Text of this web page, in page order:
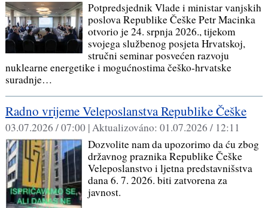
Potpredsjednik Vlade i ministar vanjskih
poslova Republike Češke Petr Macinka
otvorio je 24. srpnja 2026., tijekom
svojega službenog posjeta Hrvatskoj,
stručni seminar posvećen razvoju
nuklearne energetike i mogućnostima češko-hrvatske
suradnje…
Radno vrijeme Veleposlanstva Republike Češke
03.07.2026 / 07:00 |Aktualizováno: 01.07.2026 / 12:11
Dozvolite nam da upozorimo da ću zbog
državnog praznika Republike Češke
Veleposlanstvo i ljetna predstavnišstva
dana 6. 7. 2026. biti zatvorena za
javnost.